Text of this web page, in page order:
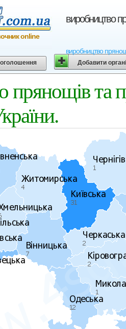
виробництво
виробництво
online
Добавити
прянощів та